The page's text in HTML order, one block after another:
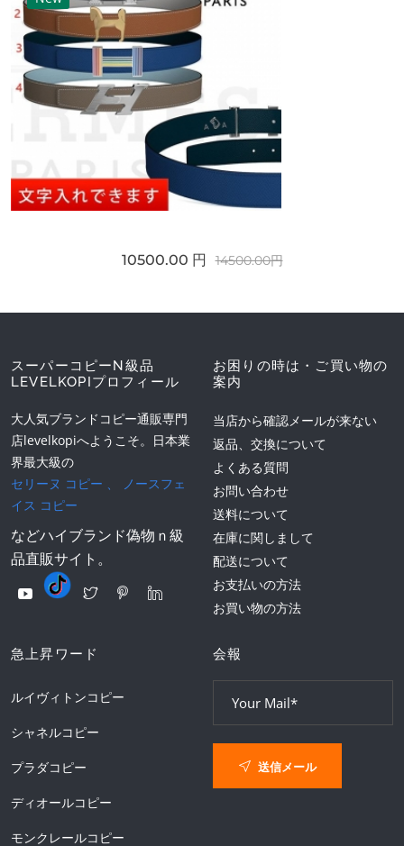
10500.00 円 14500.00円
スーパーコピーN級品
LEVELKOPIプロフィール
大人気ブランドコピー通販専門
店levelkopiへようこそ。日本業
界最大級の
セリーヌ コピー
ノースフェ
イス コピー
などハイブランド偽物ｎ級
品直販サイト。
お困りの時は・ご買い物の
案内
当店から確認メールが来ない
返品、交換について
よくある質問
お問い合わせ
送料について
在庫に関しまして
配送について
お支払いの方法
お買い物の方法
急上昇ワード
ルイヴィトンコピー
シャネルコピー
プラダコピー
ディオールコピー
モンクレールコピー
会報
送信メール